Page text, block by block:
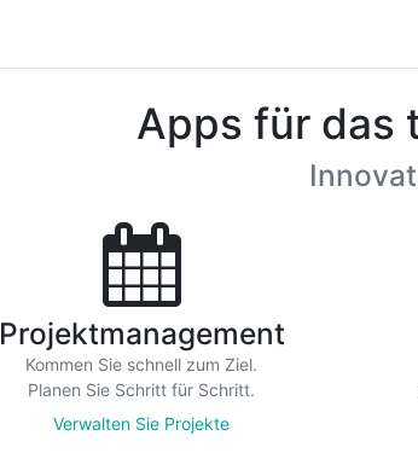
Apps für das
Projektmanagement
Kommen Sie schnell zum Ziel.
Planen Sie Schritt für Schritt.
Verwalten Sie Projekte